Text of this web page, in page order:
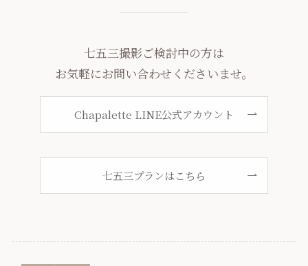
七五三撮影ご検討中の方は
お気軽にお問い合わせくださいませ。
Chapalette LINE公式アカウント
七五三プランはこちら